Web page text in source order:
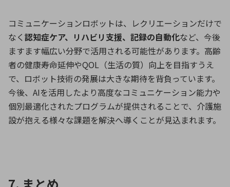
コミュニケーションロボットは、レクリエーションだけで
なく 認知症ケア、リハビリ支援、記録の自動化など、今後
ますます幅広い分野で活用される可能性があります。高齢
者の健康寿命延伸やQOL （生活の質）向上を目指すうえ
で、ロボット技術の発展は大きな期待を背負っています。
今後、 AIを活用したより高度なコミュニケーション能力や
個別最適化されたプログラムが提供されることで、介護施
設が抱える様々な課題を解決へ導くことが見込まれます。